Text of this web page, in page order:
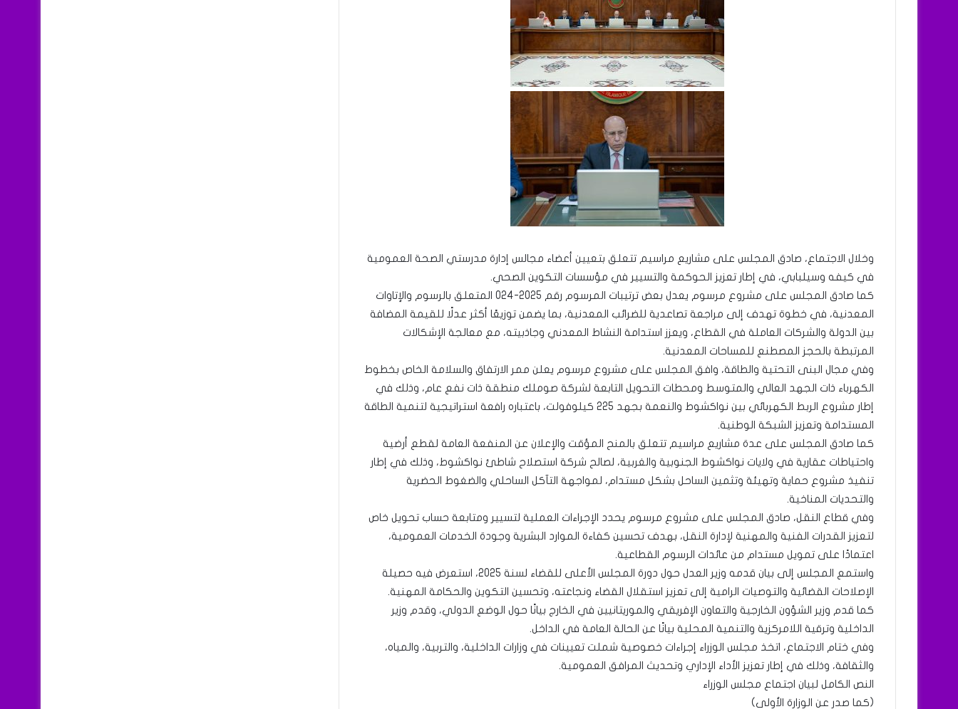
وخلال الاجتماع، صادق المجلس على مشاريع مراسيم تتعلق بتعيين أعضاء مجالس إدارة مدرستي الصحة العمومية
في كيفه وسيلبابي، في إطار تعزيز الحوكمة والتسيير في مؤسسات التكوين الصحي.
كما صادق المجلس على مشروع مرسوم يعدل بعض ترتيبات المرسوم رقم 2025-024 المتعلق بالرسوم والإتاوات
المعدنية، في خطوة تهدف إلى مراجعة تصاعدية للضرائب المعدنية، بما يضمن توزيعًا أكثر عدلًا للقيمة المضافة
بين الدولة والشركات العاملة في القطاع، ويعزز استدامة النشاط المعدني وجاذبيته، مع معالجة الإشكالات
المرتبطة بالحجز المصطنع للمساحات المعدنية.
وفي مجال البنى التحتية والطاقة، وافق المجلس على مشروع مرسوم يعلن ممر الارتفاق والسلامة الخاص بخطوط
الكهرباء ذات الجهد العالي والمتوسط ومحطات التحويل التابعة لشركة صوملك منطقة ذات نفع عام، وذلك في
إطار مشروع الربط الكهربائي بين نواكشوط والنعمة بجهد 225 كيلوفولت، باعتباره رافعة استراتيجية لتنمية الطاقة
المستدامة وتعزيز الشبكة الوطنية.
كما صادق المجلس على عدة مشاريع مراسيم تتعلق بالمنح المؤقت والإعلان عن المنفعة العامة لقطع أرضية
واحتياطات عقارية في ولايات نواكشوط الجنوبية والغربية، لصالح شركة استصلاح شاطئ نواكشوط، وذلك في إطار
تنفيذ مشروع حماية وتهيئة وتثمين الساحل بشكل مستدام، لمواجهة التآكل الساحلي والضغوط الحضرية
والتحديات المناخية.
وفي قطاع النقل، صادق المجلس على مشروع مرسوم يحدد الإجراءات العملية لتسيير ومتابعة حساب تحويل خاص
لتعزيز القدرات الفنية والمهنية لإدارة النقل، بهدف تحسين كفاءة الموارد البشرية وجودة الخدمات العمومية،
اعتمادًا على تمويل مستدام من عائدات الرسوم القطاعية.
واستمع المجلس إلى بيان قدمه وزير العدل حول دورة المجلس الأعلى للقضاء لسنة 2025، استعرض فيه حصيلة
الإصلاحات القضائية والتوصيات الرامية إلى تعزيز استقلال القضاء ونجاعته، وتحسين التكوين والحكامة المهنية.
كما قدم وزير الشؤون الخارجية والتعاون الإفريقي والموريتانيين في الخارج بيانًا حول الوضع الدولي، وقدم وزير
الداخلية وترقية اللامركزية والتنمية المحلية بيانًا عن الحالة العامة في الداخل.
وفي ختام الاجتماع، اتخذ مجلس الوزراء إجراءات خصوصية شملت تعيينات في وزارات الداخلية، والتربية، والمياه،
والثقافة، وذلك في إطار تعزيز الأداء الإداري وتحديث المرافق العمومية.
النص الكامل لبيان اجتماع مجلس الوزراء
(كما صدر عن الوزارة الأولى)